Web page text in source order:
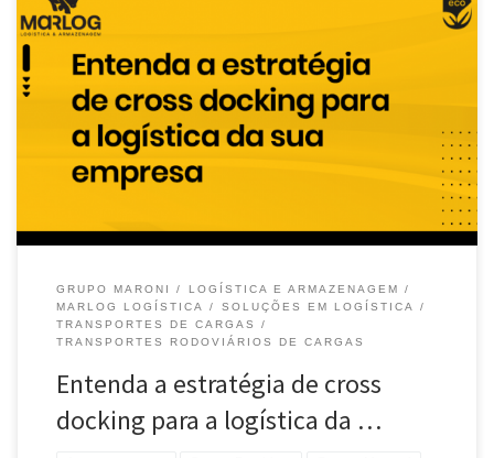
A logística de uma empresa é a razão pela qual ela funciona. Seus
processos de entrega, armazenagem e […]
GRUPO MARONI
LOGÍSTICA E ARMAZENAGEM
MARLOG LOGÍSTICA
SOLUÇÕES EM LOGÍSTICA
TRANSPORTES DE CARGAS
TRANSPORTES RODOVIÁRIOS DE CARGAS
Entenda a estratégia de cross
docking para a logística da …